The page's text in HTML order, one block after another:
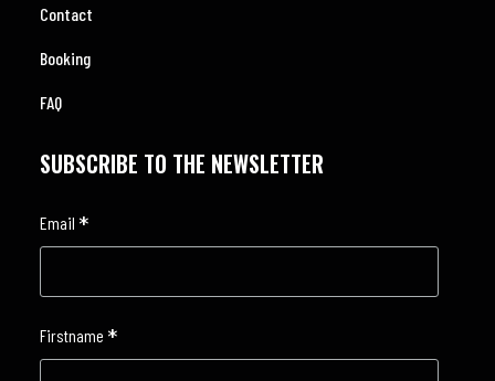
Contact
Booking
FAQ
SUBSCRIBE TO THE NEWSLETTER
Email *
Firstname *